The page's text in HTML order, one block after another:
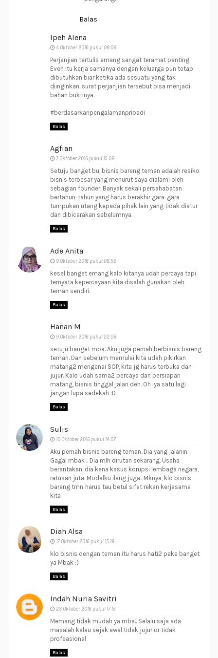
Balas
Ipeh Alena
4 Oktober 2016 pukul 08.06
Perjanjian tertulis emang sangat teramat penting.
Even itu kerja samanya dengan keluarga pun tetap
dibutuhkan biar ketika ada sesuatu yang tak
diinginkan, surat perjanjian tersebut bisa menjadi
bahan buktinya.
#berdasarkanpengalamanpribadi
Balas
Agfian
7 Oktober 2016 pukul 15.08
Setuju banget bu, bisnis bareng teman adalah resiko
bisnis terbesar yang menurut saya dialami oleh
sebagian founder. Banyak sekali persahabatan
bertahun-tahun yang harus berakhir gara-gara
tumpukan utang kepada pihak lain yang tidak diatur
dan dibicarakan sebelumnya.
Balas
Ade Anita
9 Oktober 2016 pukul 08.58
kesel banget emang kalo kitanya udah percaya tapi
ternyata kepercayaan kita disalah gunakan oleh
teman sendiri.
Balas
Hanan M
9 Oktober 2016 pukul 22.08
setuju banget mba. Aku juga pernah berbisnis bareng
teman. Dan sebelum memulai kita udah pikirkan
matang2 mengenai SOP, kita jg harus terbuka dan
jujur. Kalo udah sama2 percaya dan persiapan
matang, bisnis tinggal jalan deh. Oh iya satu lagi
jangan lupa sedekah :D
Balas
Sulis
10 Oktober 2016 pukul 14.07
Aku pernah bisnis bareng teman. Dia yang jalanin.
Gagal mbak .. Dia mlh dirutan sekarang. Usaha
berantakan, dia kena kasus korupsi lembaga negara,
ratusan juta. Modalku ilang juga.. Mknya, klo bisnis
bareng tmn..harus tau betul sifat rekan kerjasama
kita
Balas
Diah Alsa
17 Oktober 2016 pukul 15.19
klo bisnis dengan teman itu harus hati2 pake banget
ya Mbak :)
Balas
Indah Nuria Savitri
23 Oktober 2016 pukul 17.15
Memang tidak mudah ya mba.. Selalu saja ada
masalah kalau sejak awal tidak jujur or tidak
profeasional
Balas